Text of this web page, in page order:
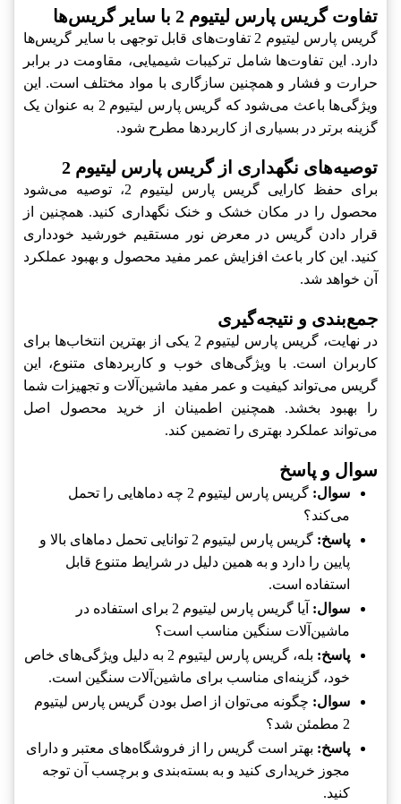
تفاوت گریس پارس لیتیوم 2 با سایر گریس‌ها
گریس پارس لیتیوم 2 تفاوت‌های قابل توجهی با سایر گریس‌ها
دارد. این تفاوت‌ها شامل ترکیبات شیمیایی، مقاومت در برابر
حرارت و فشار و همچنین سازگاری با مواد مختلف است. این
ویژگی‌ها باعث می‌شود که گریس پارس لیتیوم 2 به عنوان یک
گزینه برتر در بسیاری از کاربردها مطرح شود.
توصیه‌های نگهداری از گریس پارس لیتیوم 2
برای حفظ کارایی گریس پارس لیتیوم 2، توصیه می‌شود
محصول را در مکان خشک و خنک نگهداری کنید. همچنین از
قرار دادن گریس در معرض نور مستقیم خورشید خودداری
کنید. این کار باعث افزایش عمر مفید محصول و بهبود عملکرد
آن خواهد شد.
جمع‌بندی و نتیجه‌گیری
در نهایت، گریس پارس لیتیوم 2 یکی از بهترین انتخاب‌ها برای
کاربران است. با ویژگی‌های خوب و کاربردهای متنوع، این
گریس می‌تواند کیفیت و عمر مفید ماشین‌آلات و تجهیزات شما
را بهبود بخشد. همچنین اطمینان از خرید محصول اصل
می‌تواند عملکرد بهتری را تضمین کند.
سوال و پاسخ
سوال:
گریس پارس لیتیوم 2 چه دماهایی را تحمل
می‌کند؟
پاسخ:
گریس پارس لیتیوم 2 توانایی تحمل دماهای بالا و
پایین را دارد و به همین دلیل در شرایط متنوع قابل
استفاده است.
سوال:
آیا گریس پارس لیتیوم 2 برای استفاده در
ماشین‌آلات سنگین مناسب است؟
پاسخ:
بله، گریس پارس لیتیوم 2 به دلیل ویژگی‌های خاص
خود، گزینه‌ای مناسب برای ماشین‌آلات سنگین است.
سوال: چگونه می‌توان از اصل بودن گریس پارس لیتیوم
2 مطمئن شد؟
پاسخ: بهتر است گریس را از فروشگاه‌های معتبر و دارای
مجوز خریداری کنید و به بسته‌بندی و برچسب آن توجه
کنید.